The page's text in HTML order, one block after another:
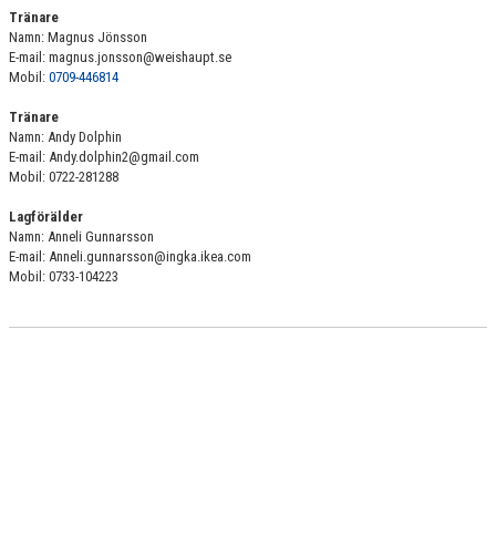
BILDGALLERI
KONTAKT
Tränare
Namn: Magnus Jönsson
E-mail: magnus.jonsson@weishaupt.se
Mobil: 0709-446814
Tränare
Namn: Andy Dolphin
E-mail: Andy.dolphin2@gmail.com
Mobil: 0722-281288
Lagförälder
Namn: Anneli Gunnarsson
E-mail: Anneli.gunnarsson@ingka.ikea.com
Mobil: 0733-104223